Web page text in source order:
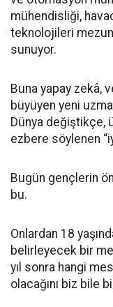
mühendisliği,
teknolojileri
sunuyor.
Buna yapay zekâ,
büyüyen yeni
Dünya değiştikçe,
ezbere söylenen
Bugün gençlerin
bu.
Onlardan 18
belirleyecek bir
yıl sonra hangi
olacağını biz bile